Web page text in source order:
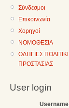
Σύνδεσμοι
Επικοινωνία
Χορηγοί
ΝΟΜΟΘΕΣΙΑ
ΟΔΗΓΙΕΣ
ΠΡΟΣΤΑΣΙΑΣ
User login